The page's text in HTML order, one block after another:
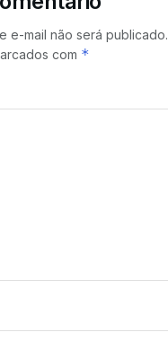
e-mail não será publicado.
com *